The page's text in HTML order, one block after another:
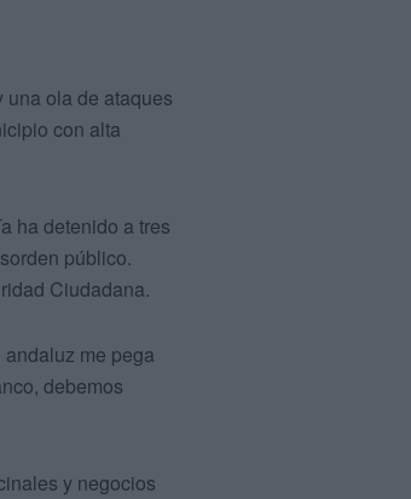
ola de ataques
con alta
ha detenido a tres
público.
Ciudadana.
me pega
debemos
y negocios